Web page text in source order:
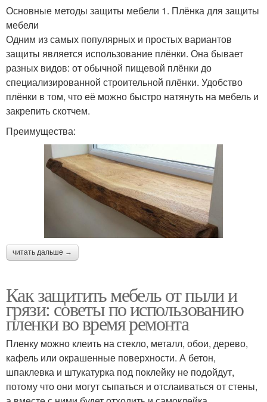
Основные методы защиты мебели 1. Плёнка для защиты
мебели
Одним из самых популярных и простых вариантов
защиты является использование плёнки. Она бывает
разных видов: от обычной пищевой плёнки до
специализированной строительной плёнки. Удобство
плёнки в том, что её можно быстро натянуть на мебель и
закрепить скотчем.
Преимущества:
читать дальше →
Как защитить мебель от пыли и
грязи: советы по использованию
пленки во время ремонта
Пленку можно клеить на стекло, металл, обои, дерево,
кафель или окрашенные поверхности. А бетон,
шпаклевка и штукатурка под поклейку не подойдут,
потому что они могут сыпаться и отслаиваться от стены,